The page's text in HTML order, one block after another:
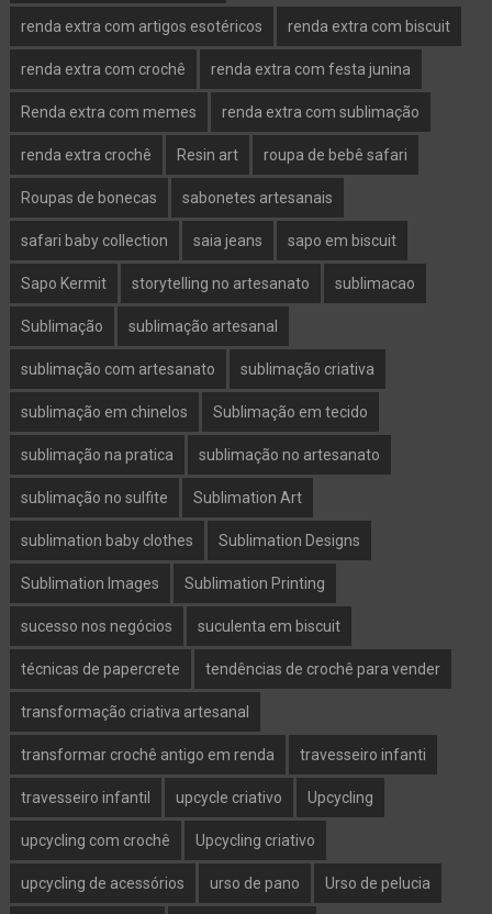
renda extra com artigos esotéricos renda extra com biscuit
renda extra com crochê renda extra com festa junina
Renda extra com memes renda extra com sublimação
renda extra crochê Resin art roupa de bebê safari
Roupas de bonecas sabonetes artesanais
safari baby collection saia jeans sapo em biscuit
Sapo Kermit storytelling no artesanato sublimacao
Sublimação sublimação artesanal
sublimação com artesanato sublimação criativa
sublimação em chinelos Sublimação em tecido
sublimação na pratica sublimação no artesanato
sublimação no sulfite Sublimation Art
sublimation baby clothes Sublimation Designs
Sublimation Images Sublimation Printing
sucesso nos negócios suculenta em biscuit
técnicas de papercrete tendências de crochê para vender
transformação criativa artesanal
transformar crochê antigo em renda travesseiro infanti
travesseiro infantil upcycle criativo Upcycling
upcycling com crochê Upcycling criativo
upcycling de acessórios urso de pano Urso de pelucia